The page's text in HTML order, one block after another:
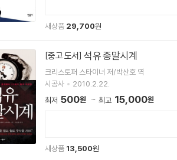
새상품 29,700원
[중고 도서] 석유 종말시계
크리스토퍼 스타이너 저/박산호 역
시공사
2010.2.22.
최저 500원 최고 15,000원
새상품 13,500원